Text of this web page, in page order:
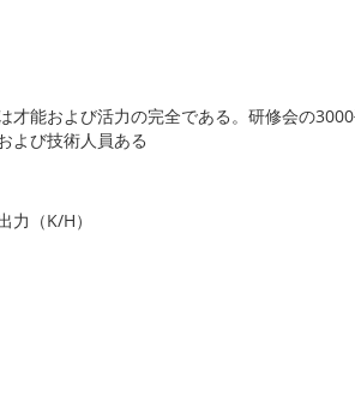
才能および活力の完全である。研修会の
よび技術人員ある
力（K/H）